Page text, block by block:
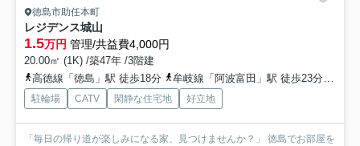
徳島市助任本町
レジデンス城山
1.5万円 管理/共益費4,000円
20.00㎡ (1K) /築47年 /3階建
高徳線「徳島」駅 徒歩18分
牟岐線「阿波富田」駅 徒歩23分
駐輪場 CATV 閑静な住宅地 好立地
「毎日の帰り道が楽しみになる家、見つけませんか？」 徳島でお部屋を